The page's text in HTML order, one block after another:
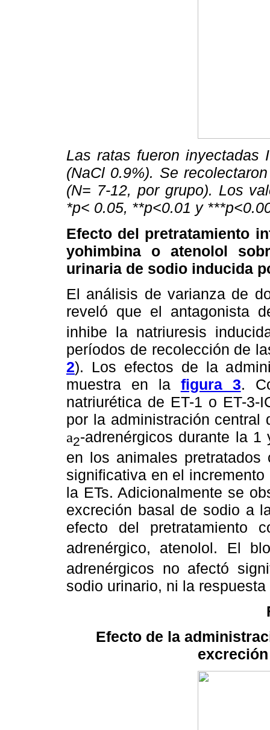
Las ratas fueron inyectadas
(NaCl 0.9%). Se
(N= 7-12, por grupo). Los
*p< 0.05, **p<0.01 y
Efecto del pretratamiento
yohimbina o atenolol
urinaria de sodio inducida
El análisis de varianza de
reveló que el antagonista
inhibe la natriuresis
períodos de recolección de
2). Los efectos de la
muestra en la figura 3.
natriurética de ET-1 o ET-3-
por la administración central
a2-adrenérgicos durante la
en los animales
significativa en el
la ETs. Adicionalmente se
excreción basal de sodio a
efecto del pretratamiento
adrenérgico, atenolol. El
adrenérgicos no afectó
sodio urinario, ni la
Efecto de la